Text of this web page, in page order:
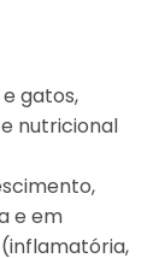
gatos,
nutricional
e em